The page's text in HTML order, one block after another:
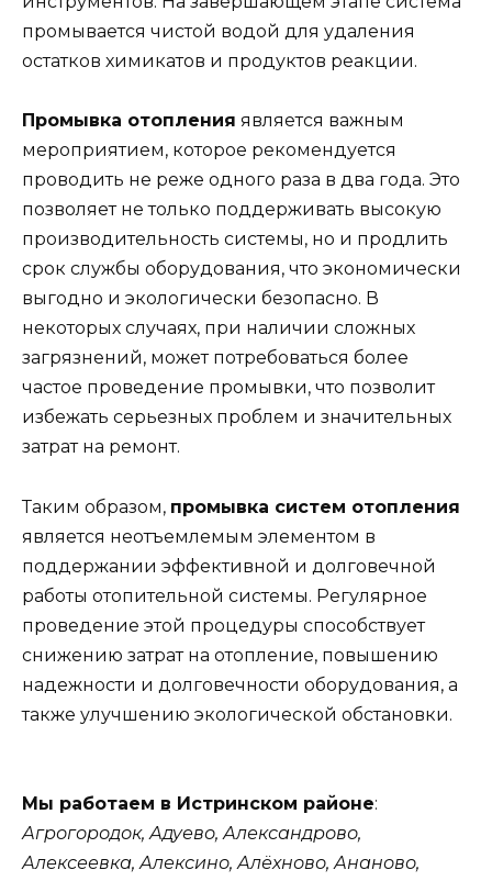
промывается чистой водой для удаления
остатков химикатов и продуктов реакции.
Промывка отопления является важным
мероприятием, которое рекомендуется
проводить не реже одного раза в два года. Это
позволяет не только поддерживать высокую
производительность системы, но и продлить
срок службы оборудования, что экономически
выгодно и экологически безопасно. В
некоторых случаях, при наличии сложных
загрязнений, может потребоваться более
частое проведение промывки, что позволит
избежать серьезных проблем и значительных
затрат на ремонт.
Таким образом, промывка систем отопления
является неотъемлемым элементом в
поддержании эффективной и долговечной
работы отопительной системы. Регулярное
проведение этой процедуры способствует
снижению затрат на отопление, повышению
надежности и долговечности оборудования, а
также улучшению экологической обстановки.
Мы работаем в Истринском районе:
Агрогородок, Адуево, Александрово,
Алексеевка, Алексино, Алёхново, Ананово,